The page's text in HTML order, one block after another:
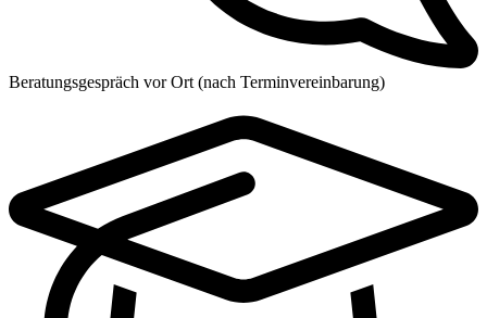
Beratungsgespräch vor Ort (nach Terminvereinbarung)